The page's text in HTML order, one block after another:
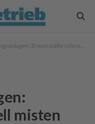
Boxenställe schnell misten
misten